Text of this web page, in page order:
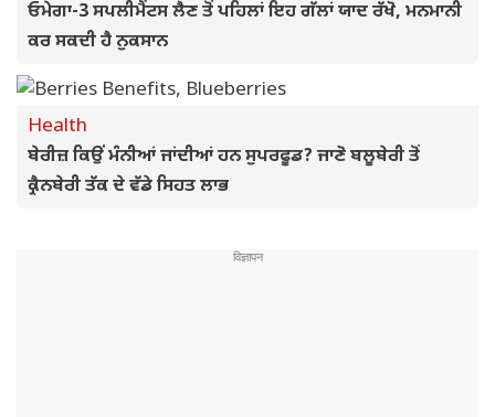
ਓਮੇਗਾ-3 ਸਪਲੀਮੈਂਟਸ ਲੈਣ ਤੋਂ ਪਹਿਲਾਂ ਇਹ ਗੱਲਾਂ ਯਾਦ ਰੱਖੋ, ਮਨਮਾਨੀ
ਕਰ ਸਕਦੀ ਹੈ ਨੁਕਸਾਨ
Health
ਬੇਰੀਜ਼ ਕਿਉਂ ਮੰਨੀਆਂ ਜਾਂਦੀਆਂ ਹਨ ਸੁਪਰਫੂਡ? ਜਾਣੋ ਬਲੂਬੇਰੀ ਤੋਂ
ਕ੍ਰੈਨਬੇਰੀ ਤੱਕ ਦੇ ਵੱਡੇ ਸਿਹਤ ਲਾਭ